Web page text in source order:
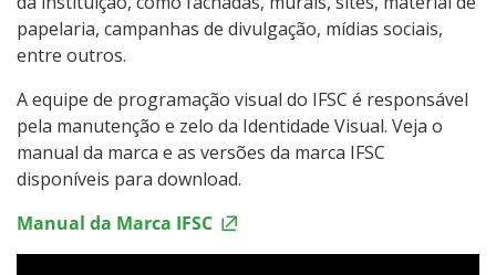
papelaria, campanhas de divulgação, mídias sociais,
entre outros.
A equipe de programação visual do IFSC é responsável
pela manutenção e zelo da Identidade Visual. Veja o
manual da marca e as versões da marca IFSC
disponíveis para download.
Manual da Marca IFSC